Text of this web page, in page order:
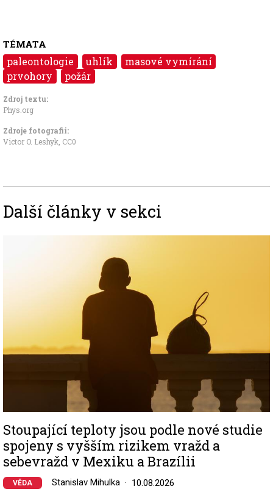
TÉMATA
paleontologie uhlík
masové vymírání
prvohory
požár
Zdroj textu:
Phys.org
Zdroje fotografii:
Victor O. Leshyk CC0
Další články v sekci
Stoupající teploty jsou podle nové studie
spojeny s vyšším rizikem vražd a
sebevražd v Mexiku a Brazílii
VĚDA Stanislav Mihulka 10.08.2026